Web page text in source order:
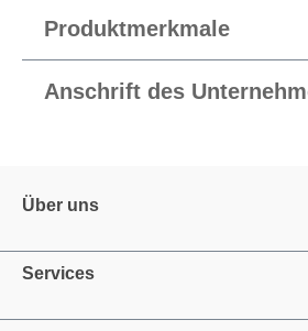
Produktmerkmale
Anschrift des
Über uns
Services